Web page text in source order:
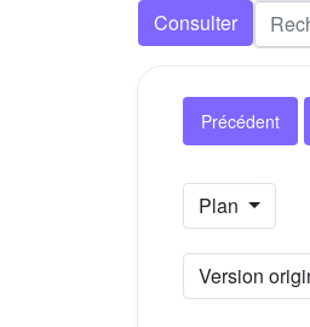
Consulter
Précédent
Plan
Version